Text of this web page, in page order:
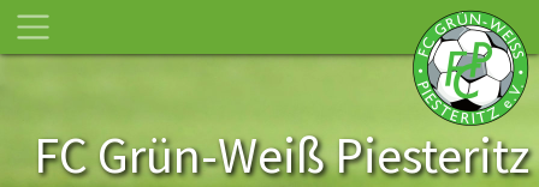
FC Grün-Weiß Piesteritz